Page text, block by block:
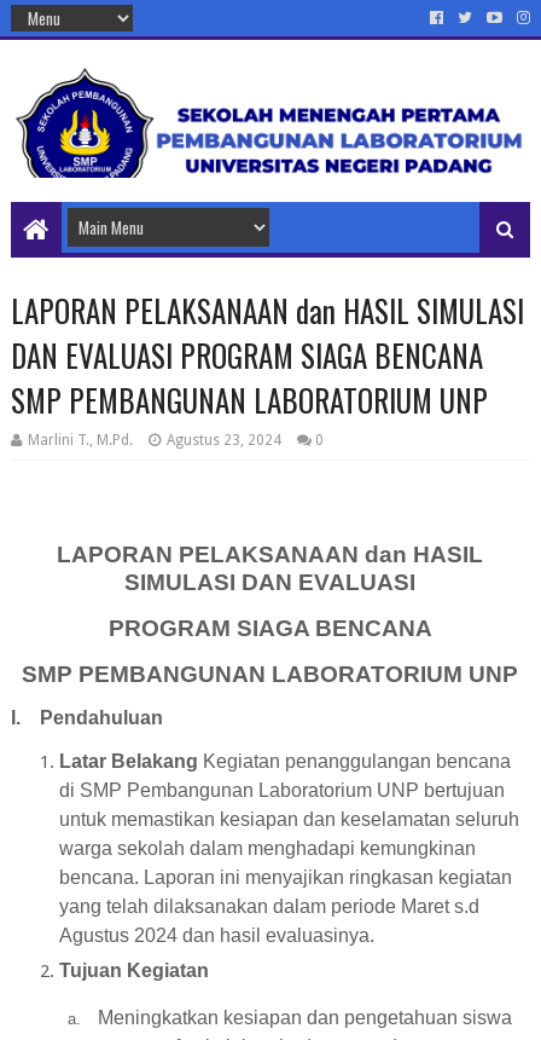
LAPORAN PELAKSANAAN dan HASIL SIMULASI
DAN EVALUASI PROGRAM SIAGA BENCANA
SMP PEMBANGUNAN LABORATORIUM UNP
Marlini T., M.Pd. Agustus 23, 2024 0
LAPORAN PELAKSANAAN dan HASIL
SIMULASI DAN EVALUASI
PROGRAM SIAGA BENCANA
SMP PEMBANGUNAN LABORATORIUM UNP
I. Pendahuluan
Latar Belakang Kegiatan penanggulangan bencana
di SMP Pembangunan Laboratorium UNP bertujuan
untuk memastikan kesiapan dan keselamatan seluruh
warga sekolah dalam menghadapi kemungkinan
bencana. Laporan ini menyajikan ringkasan kegiatan
yang telah dilaksanakan dalam periode Maret s.d
Agustus 2024 dan hasil evaluasinya.
Tujuan Kegiatan
a.
Meningkatkan kesiapan dan pengetahuan siswa